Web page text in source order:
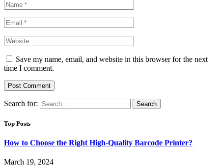
Save my name, email, and website in this browser for the next
time I comment.
Search for:
Top Posts
How to Choose the Right High-Quality Barcode Printer?
March 19, 2024